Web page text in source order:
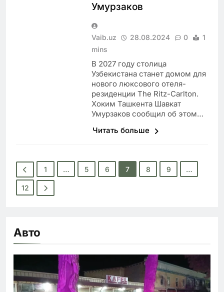
Умурзаков
Vaib.uz 28.08.2024 0
1
mins
В 2027 году столица
Узбекистана станет домом для
нового люксового отеля-
резиденции The Ritz-Carlton.
Хоким Ташкента Шавкат
Умурзаков сообщил об этом…
Читать больше
1 … 5 6 7 8 9 …
12
Авто